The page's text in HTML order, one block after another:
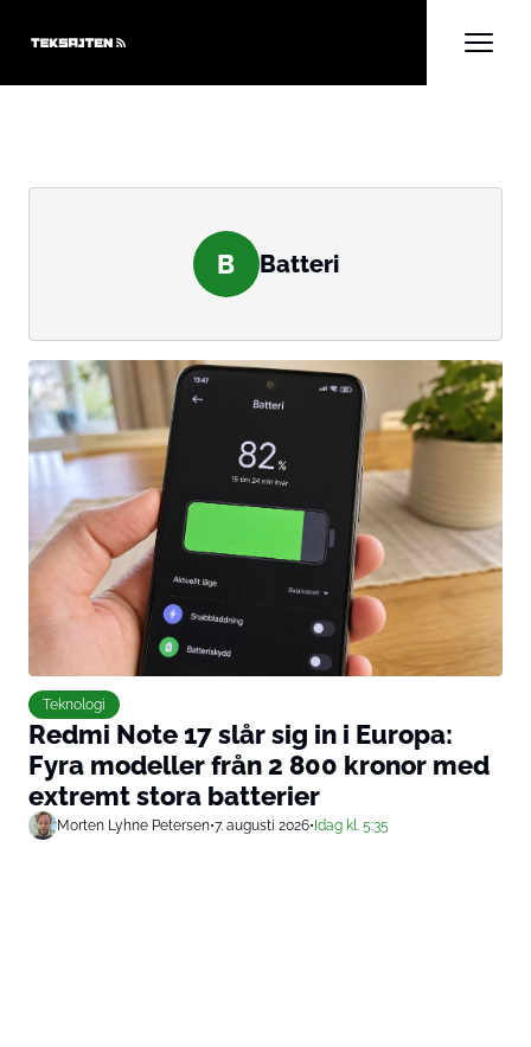
B Batteri
Teknologi
Redmi Note 17 slår sig in i Europa:
Fyra modeller från 2 800 kronor med
extremt stora batterier
Morten Lyhne Petersen•7. augusti 2026•Idag kl. 5:35